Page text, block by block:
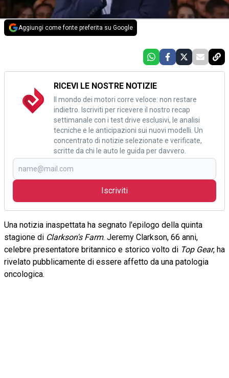
Aggiungi come fonte preferita su Google
RICEVI LE NOSTRE NOTIZIE
Il mondo dei motori corre veloce: non restare
indietro. Iscriviti per ricevere il nostro recap
settimanale con i test drive esclusivi, le analisi
tecniche e le anticipazioni sui nuovi modelli. Un
concentrato di notizie selezionate e verificate,
scritte da chi le auto le guida per davvero.
Iscriviti
Una notizia inaspettata ha segnato l'epilogo della quinta
stagione di Clarkson's Farm. Jeremy Clarkson, 66 anni,
celebre presentatore britannico e storico volto di Top Gear, ha
rivelato pubblicamente di essere affetto da una patologia
oncologica.